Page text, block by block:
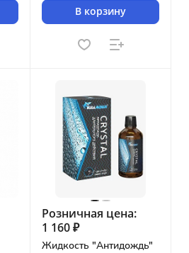
В корзину
Розничная цена:
1 160 ₽
Жидкость "Антидождь"